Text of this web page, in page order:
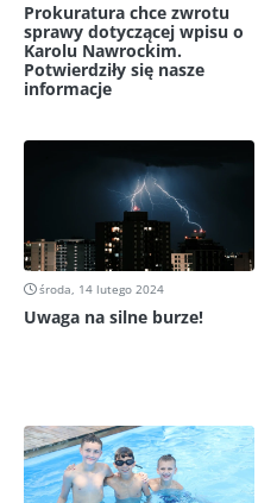
Prokuratura chce zwrotu
sprawy dotyczącej wpisu o
Karolu Nawrockim.
Potwierdziły się nasze
informacje
środa, 14 lutego 2024
Uwaga na silne burze!